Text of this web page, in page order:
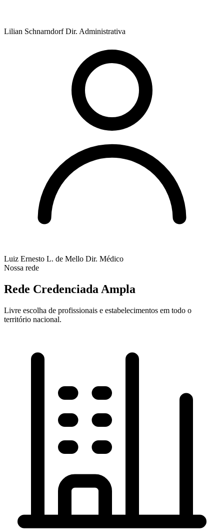
Lilian Schnarndorf Dir. Administrativa
Luiz Ernesto L. de Mello Dir. Médico
Nossa rede
Rede Credenciada Ampla
Livre escolha de profissionais e estabelecimentos em todo o
território nacional.